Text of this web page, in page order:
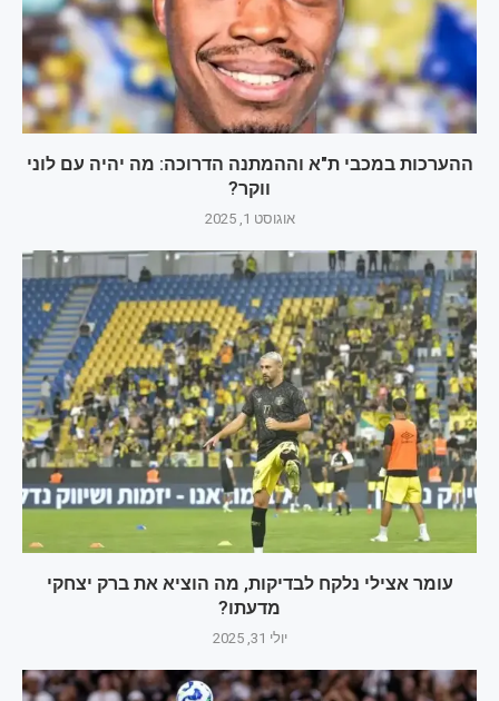
ההערכות במכבי ת"א וההמתנה הדרוכה: מה יהיה עם לוני
ווקר?
אוגוסט 1, 2025
עומר אצילי נלקח לבדיקות, מה הוציא את ברק יצחקי
מדעתו?
יולי 31, 2025